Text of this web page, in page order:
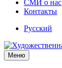
СМИ о нас
Контакты
Русский
Меню